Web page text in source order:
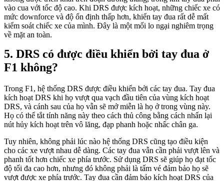
vào cua với tốc độ cao. Khi DRS được kích hoạt, những chiếc xe có
mức downforce và độ ổn định thấp hơn, khiến tay đua rất dễ mất
kiểm soát chiếc xe của mình. Đây là một mối lo ngại nghiêm trọng
về mặt an toàn.
DRS có được điều khiển bởi tay đua ở
F1 không?
Trong F1, hệ thống DRS được điều khiển bởi các tay đua. Tay đua
kích hoạt DRS khi họ vượt qua vạch đầu tiên của vùng kích hoạt
DRS, và cánh sau của họ vẫn sẽ mở miễn là họ ở trong vùng này.
Họ có thể tắt tính năng này theo cách thủ công bằng cách nhấn lại
nút hủy kích hoạt trên vô lăng, đạp phanh hoặc nhấc chân ga.
Tuy nhiên, không phải lúc nào hệ thống DRS cũng tạo điều kiện
cho các xe vượt nhau dễ dàng. Các tay đua vẫn cần phải vượt lên và
phanh tốt hơn chiếc xe phía trước. Sử dụng DRS sẽ giúp họ đạt tốc
độ tối đa cao hơn, nhưng đó không phải là tấm vé đảm bảo họ sẽ
vượt được xe phía trước. Tay đua cần đảm bảo kích hoạt DRS của